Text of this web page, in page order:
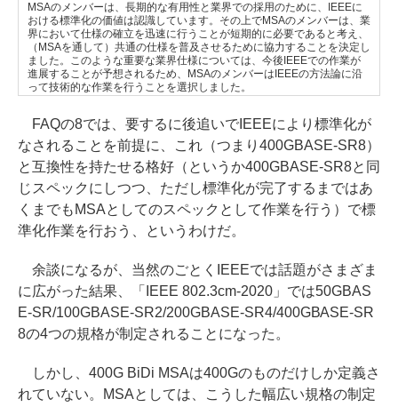
MSAのメンバーは、長期的な有用性と業界での採用のために、IEEEに
おける標準化の価値は認識しています。その上でMSAのメンバーは、業
界において仕様の確立を迅速に行うことが短期的に必要であると考え、
（MSAを通して）共通の仕様を普及させるために協力することを決定し
ました。このような重要な業界仕様については、今後IEEEでの作業が
進展することが予想されるため、MSAのメンバーはIEEEの方法論に沿
って技術的な作業を行うことを選択しました。
FAQの8では、要するに後追いでIEEEにより標準化が
なされることを前提に、これ（つまり400GBASE-SR8）
と互換性を持たせる格好（というか400GBASE-SR8と同
じスペックにしつつ、ただし標準化が完了するまではあ
くまでもMSAとしてのスペックとして作業を行う）で標
準化作業を行おう、というわけだ。
余談になるが、当然のごとくIEEEでは話題がさまざま
に広がった結果、「IEEE 802.3cm-2020」では50GBAS
E-SR/100GBASE-SR2/200GBASE-SR4/400GBASE-SR
8の4つの規格が制定されることになった。
しかし、400G BiDi MSAは400Gのものだけしか定義さ
れていない。MSAとしては、こうした幅広い規格の制定